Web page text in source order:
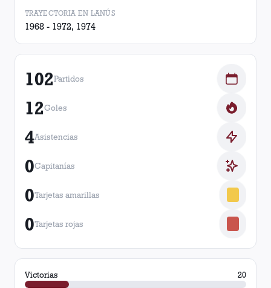
TRAYECTORIA EN LANÚS
1968 - 1972, 1974
102Partidos
12Goles
4Asistencias
0Capitanías
0Tarjetas amarillas
0Tarjetas rojas
Victorias
20